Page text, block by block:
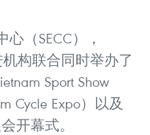
（SECC），
构联合同时举办了
Sport Show
Cycle Expo）以及
开幕式。